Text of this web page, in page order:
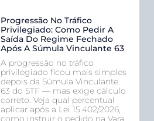
Progressão No Tráfico
Privilegiado: Como Pedir A
Saída Do Regime Fechado
Após A Súmula Vinculante 63
A progressão no tráfico
privilegiado ficou mais simples
depois da Súmula Vinculante
63 do STF — mas exige cálculo
correto. Veja qual percentual
aplicar após a Lei 15.402/2026,
como instruir o pedido na Vara